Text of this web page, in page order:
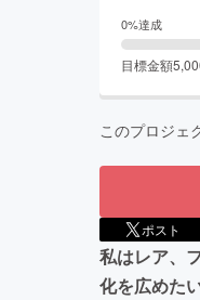
0%達成
目標金額
このプロジェ
ポスト
私はレア、
化を広めた